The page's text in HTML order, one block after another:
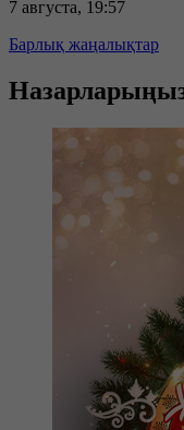
7 августа, 19:57
Барлық жаңалықтар